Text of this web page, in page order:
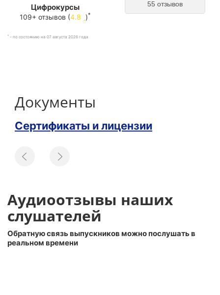
Цифрокурсы
109+ отзывов (4.8 )*
55 отзывов
* - по состоянию на 07 августа 2026 года
Документы
Сертификаты и лицензии
Аудиоотзывы наших
слушателей
Обратную связь выпускников можно послушать в
реальном времени